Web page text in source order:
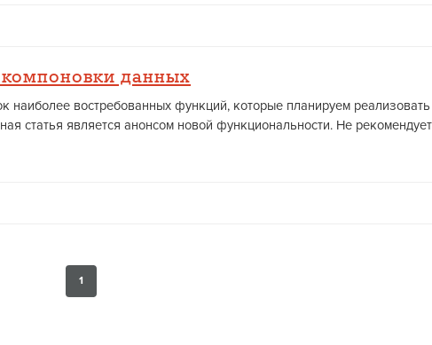
данных
востребованных функций, которые планируем
статья является анонсом новой функциональности. Не
1